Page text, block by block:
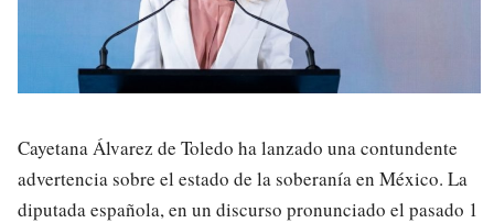
Cayetana Álvarez de Toledo ha lanzado una contundente
advertencia sobre el estado de la soberanía en México. La
diputada española, en un discurso pronunciado el pasado 1